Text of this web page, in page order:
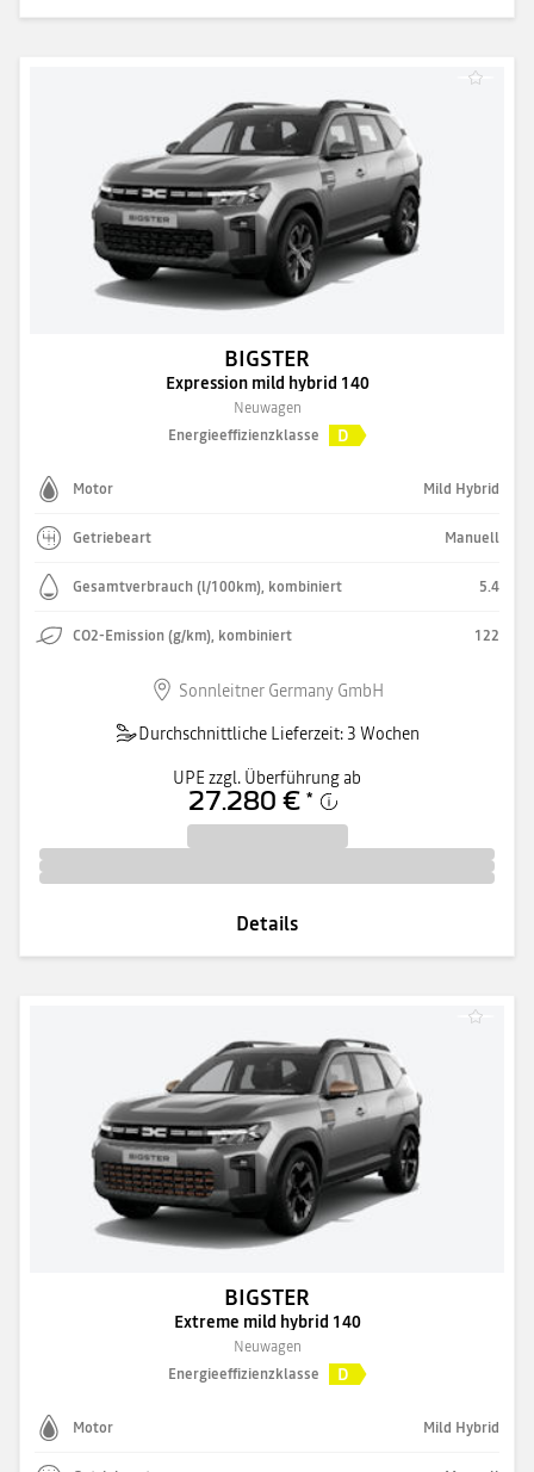
BIGSTER
Expression mild hybrid 140
Neuwagen
Energieeffizienzklasse
D
Motor Mild Hybrid
Getriebeart Manuell
Gesamtverbrauch (l/100km), kombiniert 5.4
CO2-Emission (g/km), kombiniert 122
Sonnleitner Germany GmbH
Durchschnittliche Lieferzeit: 3 Wochen
UPE zzgl. Überführung ab
27.280 € *
Details
BIGSTER
Extreme mild hybrid 140
Neuwagen
Energieeffizienzklasse
D
Motor Mild Hybrid